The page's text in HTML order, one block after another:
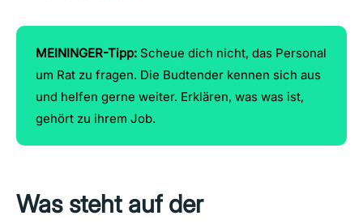
MEININGER-Tipp: Scheue dich nicht, das Personal
um Rat zu fragen. Die Budtender kennen sich aus
und helfen gerne weiter. Erklären, was was ist,
gehört zu ihrem Job.
Was steht auf der